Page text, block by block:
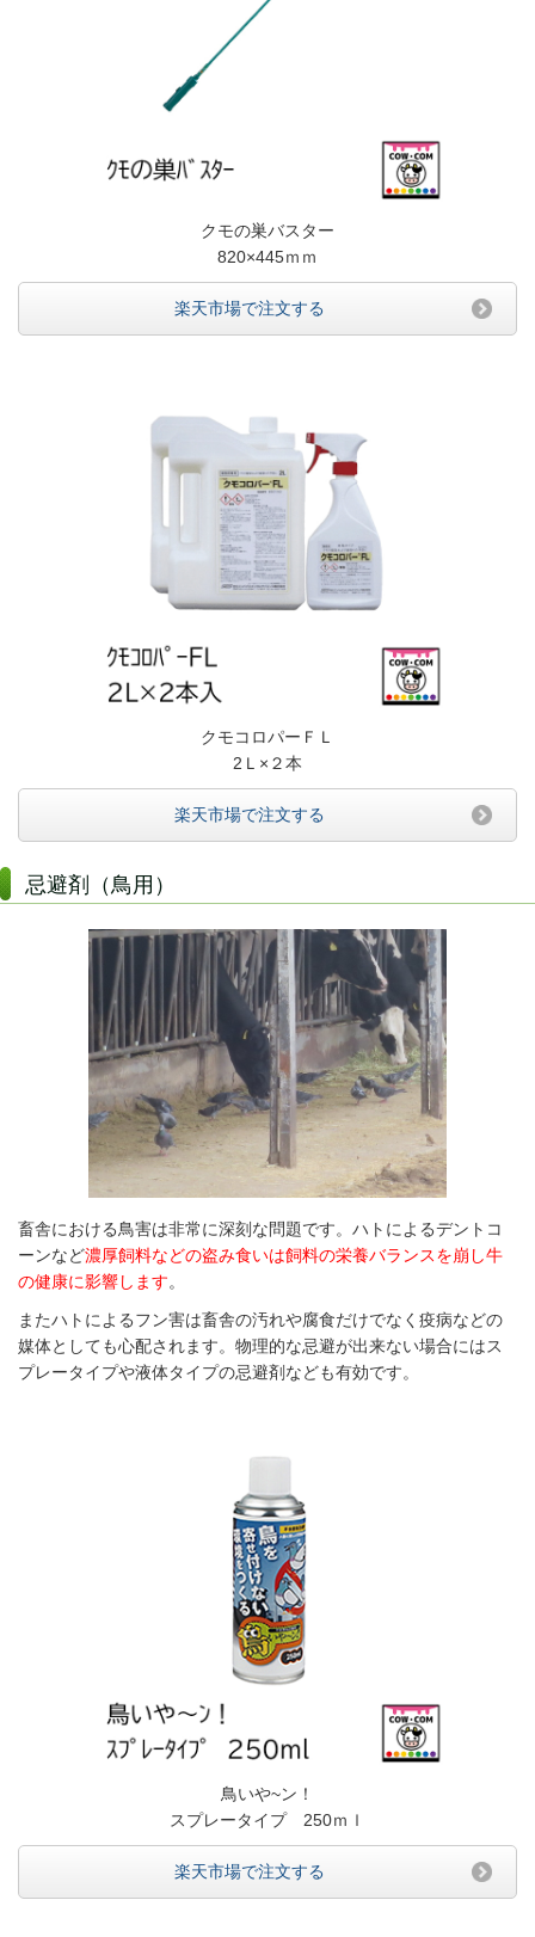
クモの巣バスター
820×445ｍｍ
楽天市場で注文する
クモコロパーＦＬ
2Ｌ×２本
楽天市場で注文する
忌避剤（鳥用）
畜舎における鳥害は非常に深刻な問題です。ハトによるデントコ
ーンなど濃厚飼料などの盗み食いは飼料の栄養バランスを崩し牛
の健康に影響します。
またハトによるフン害は畜舎の汚れや腐食だけでなく疫病などの
媒体としても心配されます。物理的な忌避が出来ない場合にはス
プレータイプや液体タイプの忌避剤なども有効です。
鳥いや~ン！
スプレータイプ 250ｍｌ
楽天市場で注文する